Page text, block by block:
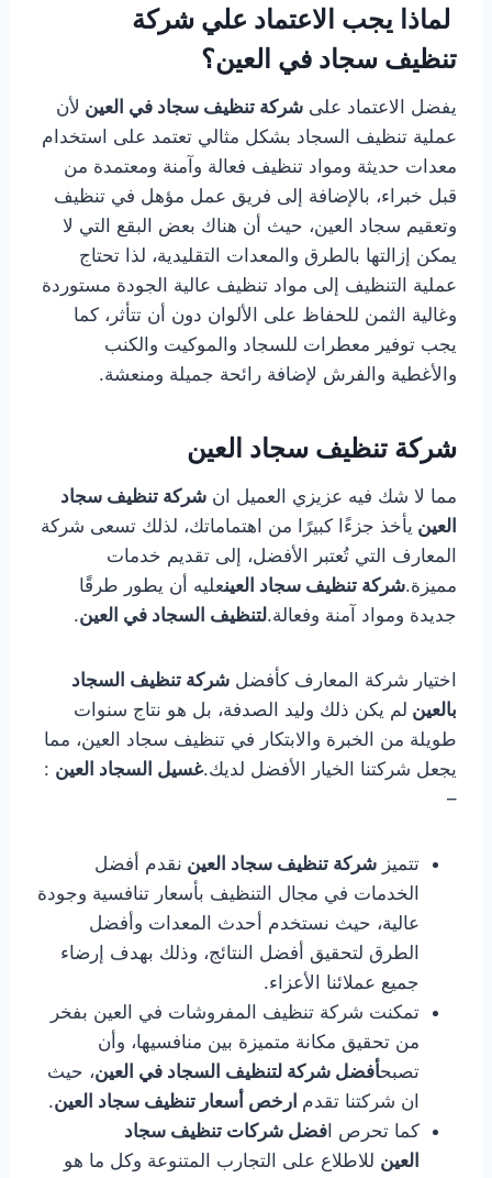
لماذا يجب الاعتماد علي شركة
تنظيف سجاد في العين؟
يفضل الاعتماد على شركة تنظيف سجاد في العين لأن
عملية تنظيف السجاد بشكل مثالي تعتمد على استخدام
معدات حديثة ومواد تنظيف فعالة وآمنة ومعتمدة من
قبل خبراء، بالإضافة إلى فريق عمل مؤهل في تنظيف
وتعقيم سجاد العين، حيث أن هناك بعض البقع التي لا
يمكن إزالتها بالطرق والمعدات التقليدية، لذا تحتاج
عملية التنظيف إلى مواد تنظيف عالية الجودة مستوردة
وغالية الثمن للحفاظ على الألوان دون أن تتأثر، كما
يجب توفير معطرات للسجاد والموكيت والكنب
والأغطية والفرش لإضافة رائحة جميلة ومنعشة.
شركة تنظيف سجاد العين
مما لا شك فيه عزيزي العميل ان شركة تنظيف سجاد
العين يأخذ جزءًا كبيرًا من اهتماماتك، لذلك تسعى شركة
المعارف التي تُعتبر الأفضل، إلى تقديم خدمات
مميزة.شركة تنظيف سجاد العينعليه أن يطور طرقًا
جديدة ومواد آمنة وفعالة.لتنظيف السجاد في العين.
اختيار شركة المعارف كأفضل شركة تنظيف السجاد
بالعين لم يكن ذلك وليد الصدفة، بل هو نتاج سنوات
طويلة من الخبرة والابتكار في تنظيف سجاد العين، مما
يجعل شركتنا الخيار الأفضل لديك.غسيل السجاد العين :
–
تتميز شركة تنظيف سجاد العين نقدم أفضل
الخدمات في مجال التنظيف بأسعار تنافسية وجودة
عالية، حيث نستخدم أحدث المعدات وأفضل
الطرق لتحقيق أفضل النتائج، وذلك بهدف إرضاء
جميع عملائنا الأعزاء.
تمكنت شركة تنظيف المفروشات في العين بفخر
من تحقيق مكانة متميزة بين منافسيها، وأن
تصبحأفضل شركة لتنظيف السجاد في العين، حيث
ان شركتنا تقدم ارخص أسعار تنظيف سجاد العين.
كما تحرص ا فضل شركات تنظيف سجاد
العين للاطلاع على التجارب المتنوعة وكل ما هو